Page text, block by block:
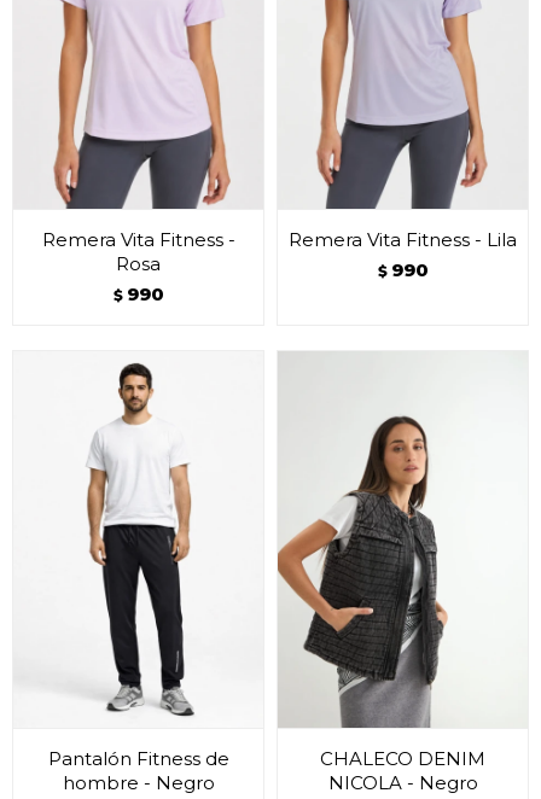
Remera Vita Fitness -
Rosa
$ 990
Remera Vita Fitness - Lila
$ 990
Pantalón Fitness de
hombre - Negro
CHALECO DENIM
NICOLA - Negro